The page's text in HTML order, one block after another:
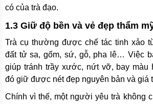
có của trà đạo.
1.3 Giữ độ bền và vẻ đẹp thẩm
Trà cụ thường được chế tác tinh xảo
đất tử sa, gốm, sứ, gỗ, pha lê… Việc
giúp tránh trầy xước, nứt vỡ, bay màu
đó giữ được nét đẹp nguyên bản và giá
Chính vì thế, một người yêu trà không